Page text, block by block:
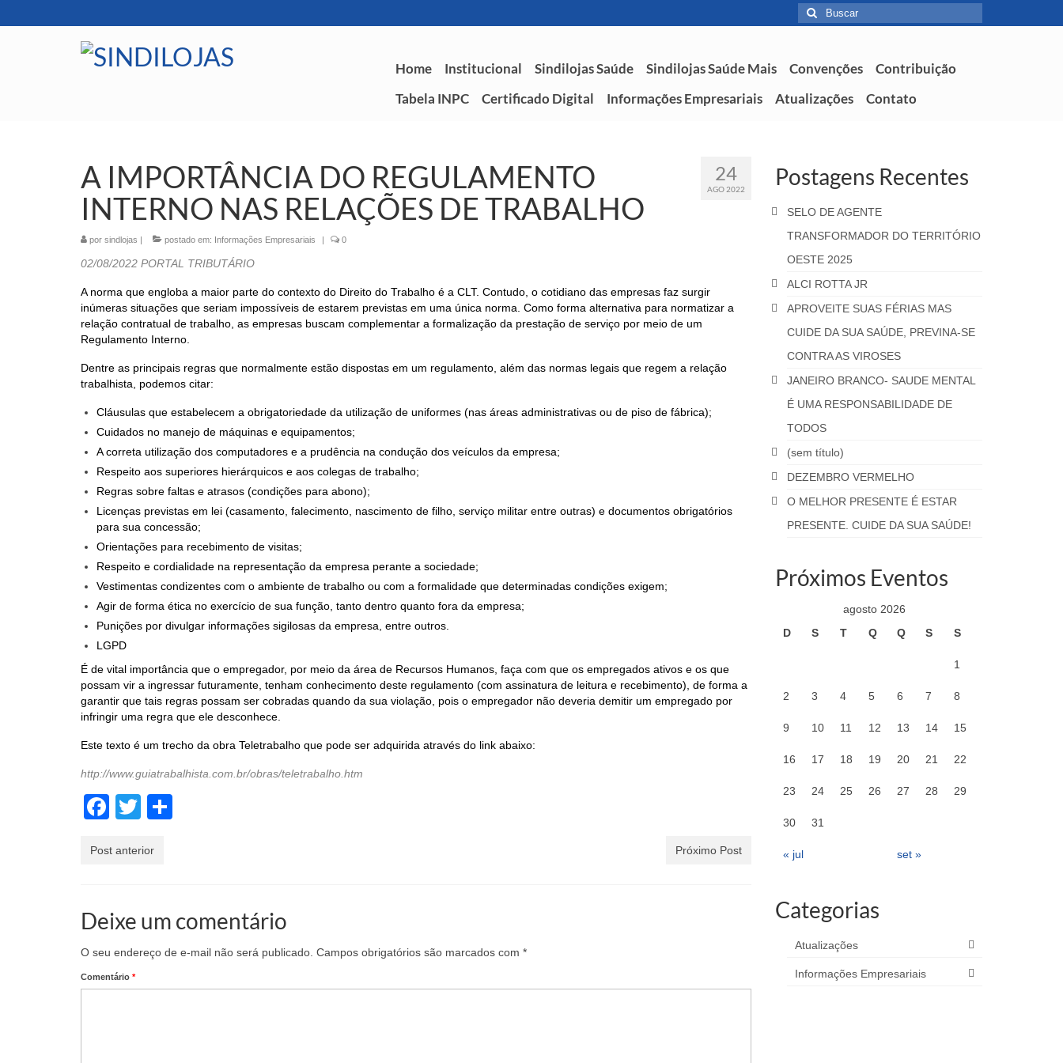
Home Institucional Sindilojas Saúde Sindilojas Saúde Mais Convenções
Contribuição
Tabela INPC
Certificado Digital Informações Empresariais Atualizações Contato
24
AGO 2022
A IMPORTÂNCIA DO REGULAMENTO
INTERNO NAS RELAÇÕES DE TRABALHO
por sindlojas | postado em: Informações Empresariais | 0
02/08/2022 PORTAL TRIBUTÁRIO
A norma que engloba a maior parte do contexto do Direito do Trabalho é a CLT. Contudo, o cotidiano das empresas faz surgir
inúmeras situações que seriam impossíveis de estarem previstas em uma única norma. Como forma alternativa para normatizar a
relação contratual de trabalho, as empresas buscam complementar a formalização da prestação de serviço por meio de um
Regulamento Interno.
Dentre as principais regras que normalmente estão dispostas em um regulamento, além das normas legais que regem a relação
trabalhista, podemos citar:
Cláusulas que estabelecem a obrigatoriedade da utilização de uniformes (nas áreas administrativas ou de piso de fábrica);
Cuidados no manejo de máquinas e equipamentos;
A correta utilização dos computadores e a prudência na condução dos veículos da empresa;
Respeito aos superiores hierárquicos e aos colegas de trabalho;
Regras sobre faltas e atrasos (condições para abono);
Licenças previstas em lei (casamento, falecimento, nascimento de filho, serviço militar entre outras) e documentos obrigatórios
para sua concessão;
Orientações para recebimento de visitas;
Respeito e cordialidade na representação da empresa perante a sociedade;
Vestimentas condizentes com o ambiente de trabalho ou com a formalidade que determinadas condições exigem;
Agir de forma ética no exercício de sua função, tanto dentro quanto fora da empresa;
Punições por divulgar informações sigilosas da empresa, entre outros.
LGPD
É de vital importância que o empregador, por meio da área de Recursos Humanos, faça com que os empregados ativos e os que
possam vir a ingressar futuramente, tenham conhecimento deste regulamento (com assinatura de leitura e recebimento), de forma a
garantir que tais regras possam ser cobradas quando da sua violação, pois o empregador não deveria demitir um empregado por
infringir uma regra que ele desconhece.
Este texto é um trecho da obra Teletrabalho que pode ser adquirida através do link abaixo:
http://www.guiatrabalhista.com.br/obras/teletrabalho.htm
Facebook
Twitter
Post anterior Próximo Post
Deixe um comentário
O seu endereço de e-mail não será publicado. Campos obrigatórios são marcados com *
Comentário *
Postagens Recentes
SELO DE AGENTE
TRANSFORMADOR DO TERRITÓRIO
OESTE 2025
ALCI ROTTA JR
APROVEITE SUAS FÉRIAS MAS
CUIDE DA SUA SAÚDE, PREVINA-SE
CONTRA AS VIROSES
JANEIRO BRANCO- SAUDE MENTAL
É UMA RESPONSABILIDADE DE
TODOS
(sem título)
DEZEMBRO VERMELHO
O MELHOR PRESENTE É ESTAR
PRESENTE. CUIDE DA SUA SAÚDE!
Próximos Eventos
agosto 2026
D
S T Q Q S S
1
2 3 4 5 6 7 8
9 10 11 12 13 14 15
16 17 18 19 20 21 22
23 24 25 26 27 28 29
30 31
« jul set »
Categorias
Atualizações
Informações Empresariais